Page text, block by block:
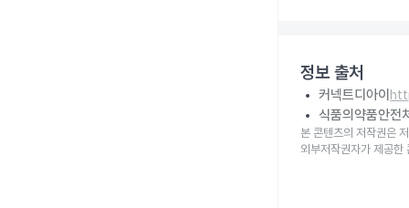
정보 출처
커넥트디아이
식품의약품안전
본 콘텐츠의 저작권은
외부저작권자가 제공한